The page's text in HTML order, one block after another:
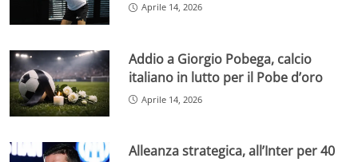
Aprile 14, 2026
Addio a Giorgio Pobega, calcio
italiano in lutto per il Pobe d’oro
Aprile 14, 2026
Alleanza strategica, all’Inter per 40